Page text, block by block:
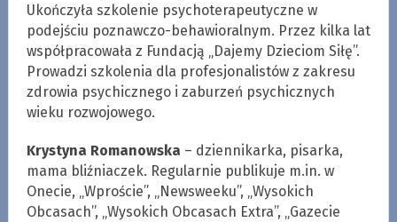
Ukończyła szkolenie psychoterapeutyczne w
podejściu poznawczo-behawioralnym. Przez kilka lat
współpracowała z Fundacją „Dajemy Dzieciom Siłę”.
Prowadzi szkolenia dla profesjonalistów z zakresu
zdrowia psychicznego i zaburzeń psychicznych
wieku rozwojowego.
Krystyna Romanowska – dziennikarka, pisarka,
mama bliźniaczek. Regularnie publikuje m.in. w
Onecie, „Wproście”, „Newsweeku”, „Wysokich
Obcasach”, „Wysokich Obcasach Extra”, „Gazecie